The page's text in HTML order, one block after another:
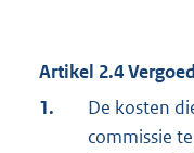
Artikel 2.4
1.
De kosten
commissie